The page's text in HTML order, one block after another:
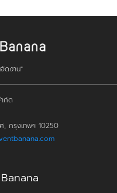
ดงาน"
กัด
ศ, กรุงเทพฯ 10250